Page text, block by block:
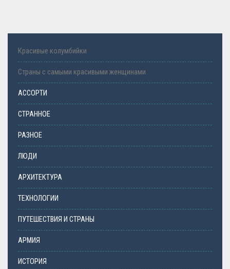
Красивые колумбийки
Страны с самыми красивыми женщинами
АССОРТИ
СТРАННОЕ
РАЗНОЕ
ЛЮДИ
АРХИТЕКТУРА
ТЕХНОЛОГИИ
ПУТЕШЕСТВИЯ И СТРАНЫ
АРМИЯ
ИСТОРИЯ